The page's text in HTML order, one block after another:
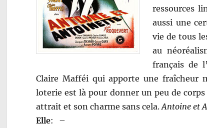
ressources
aussi une
vie de tous
au
français de
Claire Mafféi qui apporte une fraîcheur
loterie est là pour donner un peu de
attrait et son charme sans cela.Antoine et
Elle:
–